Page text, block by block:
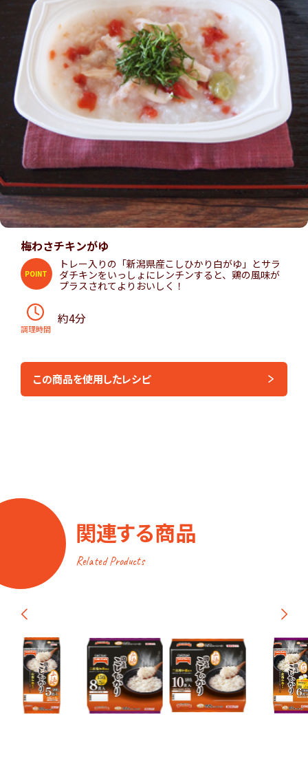
梅わさチキンがゆ
POINT
トレー入りの「新潟県産こしひかり白がゆ」とサラ
ダチキンをいっしょにレンチンすると、鶏の風味が
プラスされてよりおいしく！
調理時間
約4分
この商品を使用したレシピ
関連する商品
Related Products